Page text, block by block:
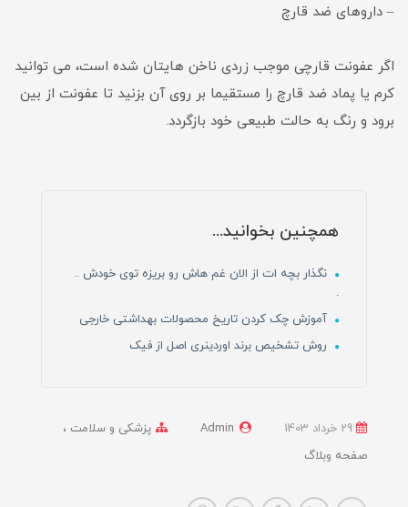
– داروهای ضد قارچ
اگر عفونت قارچی موجب زردی ناخن هایتان شده است، می توانید
کرم یا پماد ضد قارچ را مستقیما بر روی آن بزنید تا عفونت از بین
برود و رنگ به حالت طبیعی خود بازگردد.
همچنین بخوانید...
نگذار بچه ات از الان غم هاش رو بریزه توی خودش ..
.
آموزش چک کردن تاریخ محصولات بهداشتی خارجی
روش تشخیص برند اوردینری اصل از فیک
Admin
پزشکی و سلامت
صفحه وبلاگ